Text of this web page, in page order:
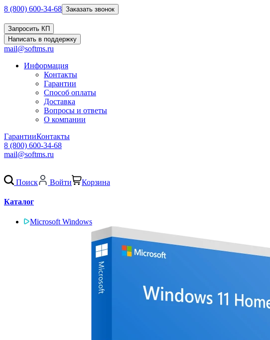
8 (800) 600-34-68 Заказать звонок
Запросить КП
Написать в поддержку
mail@softms.ru
Информация
Контакты
Гарантии
Способ оплаты
Доставка
Вопросы и ответы
О компании
ГарантииКонтакты
8 (800) 600-34-68
mail@softms.ru
Поиск Войти Корзина
Каталог
Microsoft Windows